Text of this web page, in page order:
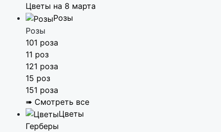
Цветы на 8 марта
Розы
Розы
101 роза
11 роз
121 роза
15 роз
151 роза
➠ Смотреть все
Цветы
Герберы